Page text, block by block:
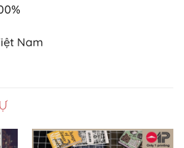
Nam